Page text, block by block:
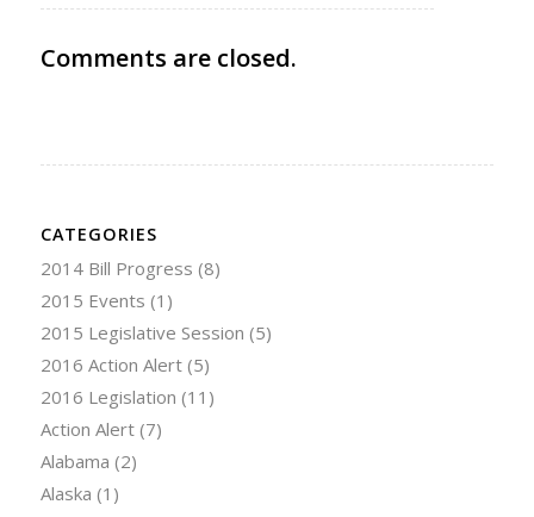
Comments are closed.
CATEGORIES
2014 Bill Progress (8)
2015 Events (1)
2015 Legislative Session (5)
2016 Action Alert(5)
2016 Legislation (11)
Action Alert(7)
Alabama (2)
Alaska (1)